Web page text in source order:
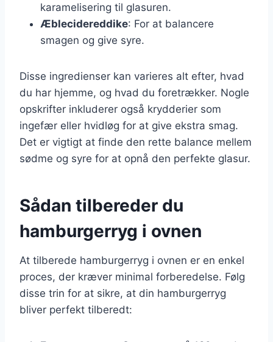
karamelisering til glasuren.
Æblecidereddike: For at balancere
smagen og give syre.
Disse ingredienser kan varieres alt efter, hvad
du har hjemme, og hvad du foretrækker. Nogle
opskrifter inkluderer også krydderier som
ingefær eller hvidløg for at give ekstra smag.
Det er vigtigt at finde den rette balance mellem
sødme og syre for at opnå den perfekte glasur.
Sådan tilbereder du
hamburgerryg i ovnen
At tilberede hamburgerryg i ovnen er en enkel
proces, der kræver minimal forberedelse. Følg
disse trin for at sikre, at din hamburgerryg
bliver perfekt tilberedt: